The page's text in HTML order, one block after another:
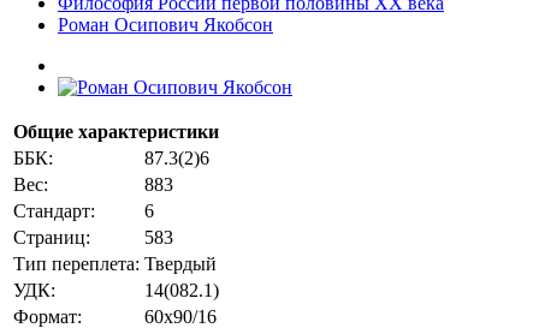
Роман Осипович Якобсон
Общие характеристики
ББК:
87.3(2)6
Вес:
883
Стандарт:
6
Страниц:
583
Тип переплета: Твердый
УДК:
14(082.1)
Формат:
60х90/16